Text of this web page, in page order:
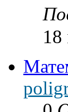
18